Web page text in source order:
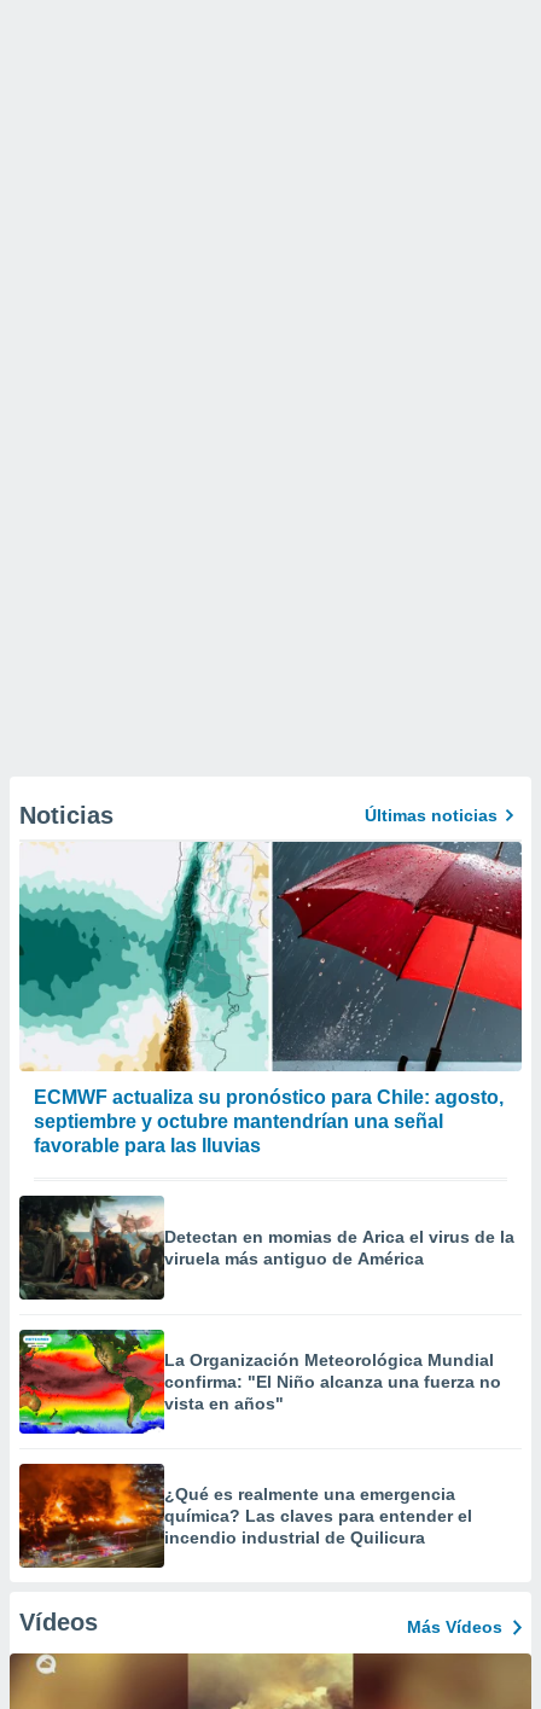
Noticias Últimas noticias
ECMWF actualiza su pronóstico para Chile: agosto,
septiembre y octubre mantendrían una señal
favorable para las lluvias
Detectan en momias de Arica el virus de la
viruela más antiguo de América
La Organización Meteorológica Mundial
confirma: "El Niño alcanza una fuerza no
vista en años"
¿Qué es realmente una emergencia
química? Las claves para entender el
incendio industrial de Quilicura
Vídeos Más Vídeos